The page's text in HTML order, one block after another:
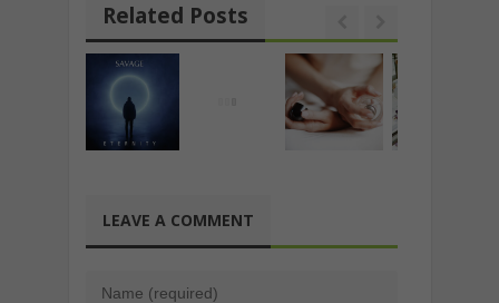
Related Posts
LEAVE A COMMENT